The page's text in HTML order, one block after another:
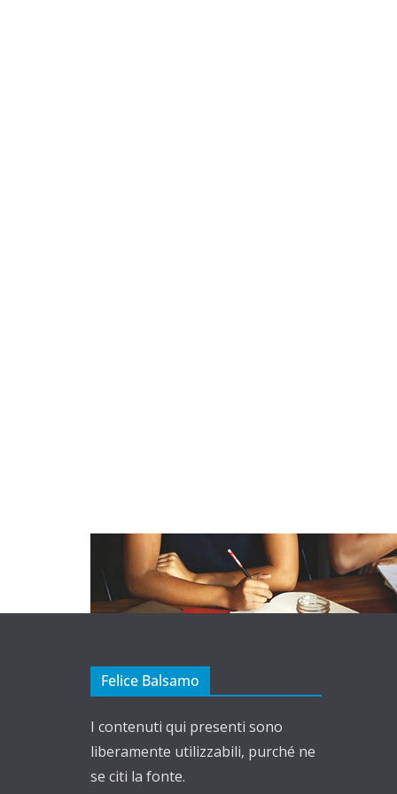
Felice Balsamo
I contenuti qui presenti sono
liberamente utilizzabili, purché ne
se citi la fonte.